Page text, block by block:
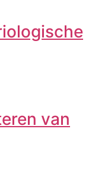
van